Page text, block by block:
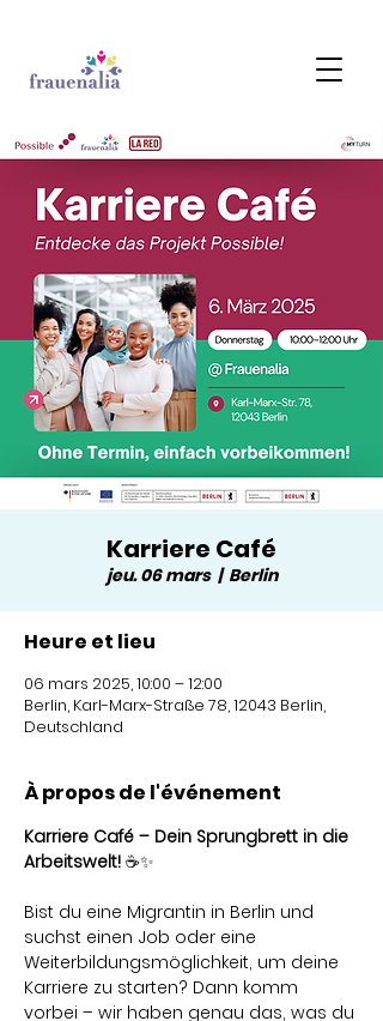
Karriere Café
jeu. 06 mars
  |
Berlin
Heure et lieu
06 mars 2025, 10:00 – 12:00
Berlin, Karl-Marx-Straße 78, 12043 Berlin,
Deutschland
À propos de l'événement
Karriere Café – Dein Sprungbrett in die
Arbeitswelt! ☕✨
Bist du eine Migrantin in Berlin und
suchst einen Job oder eine
Weiterbildungsmöglichkeit, um deine
Karriere zu starten? Dann komm
vorbei – wir haben genau das, was du